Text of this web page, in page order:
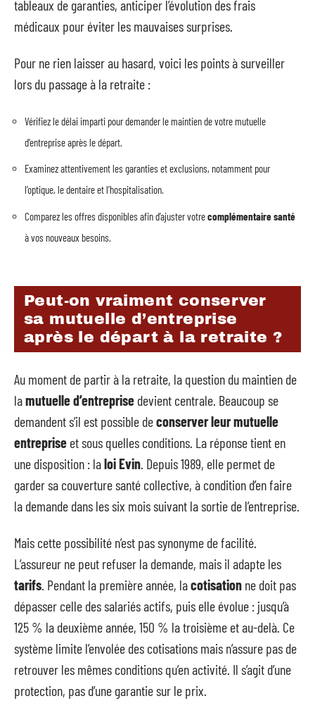
tableaux de garanties, anticiper l’évolution des frais
médicaux pour éviter les mauvaises surprises.
Pour ne rien laisser au hasard, voici les points à surveiller
lors du passage à la retraite :
Vérifiez le délai imparti pour demander le maintien de votre mutuelle
d’entreprise après le départ.
Examinez attentivement les garanties et exclusions, notamment pour
l’optique, le dentaire et l’hospitalisation.
Comparez les offres disponibles afin d’ajuster votrecomplémentaire santé
à vos nouveaux besoins.
Peut-on vraiment conserver
sa mutuelle d’entreprise
après le départ à la retraite ?
Au moment de partir à la retraite, la question du maintien de
lamutuelle d’entreprise devient centrale. Beaucoup se
demandent s’il est possible deconserver leur mutuelle
entreprise et sous quelles conditions. La réponse tient en
une disposition : laloi Evin . Depuis 1989, elle permet de
garder sa couverture santé collective, à condition d’en faire
la demande dans les six mois suivant la sortie de l’entreprise.
Mais cette possibilité n’est pas synonyme de facilité.
L’assureur ne peut refuser la demande, mais il adapte les
tarifs. Pendant la première année, lacotisation ne doit pas
dépasser celle des salariés actifs, puis elle évolue : jusqu’à
125 % la deuxième année, 150 % la troisième et au-delà. Ce
système limite l’envolée des cotisations mais n’assure pas de
retrouver les mêmes conditions qu’en activité. Il s’agit d’une
protection, pas d’une garantie sur le prix.